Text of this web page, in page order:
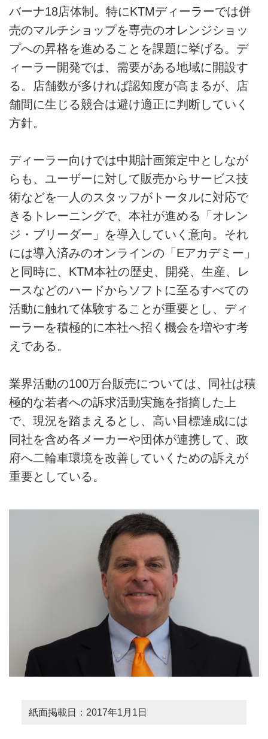
バーナ18店体制。特にKTMディーラーでは併
売のマルチショップを専売のオレンジショッ
プへの昇格を進めることを課題に挙げる。デ
ィーラー開発では、需要がある地域に開設す
る。店舗数が多ければ認知度が高まるが、店
舗間に生じる競合は避け適正に判断していく
方針。
ディーラー向けでは中期計画策定中としなが
らも、ユーザーに対して販売からサービス技
術などを一人のスタッフがトータルに対応で
きるトレーニングで、本社が進める「オレン
ジ・ブリーダー」を導入していく意向。それ
には導入済みのオンラインの「Eアカデミー」
と同時に、KTM本社の歴史、開発、生産、レ
ースなどのハードからソフトに至るすべての
活動に触れて体験することが重要とし、ディ
ーラーを積極的に本社へ招く機会を増やす考
えである。
業界活動の100万台販売については、同社は積
極的な若者への訴求活動実施を指摘した上
で、現況を踏まえるとし、高い目標達成には
同社を含め各メーカーや団体が連携して、政
府へ二輪車環境を改善していくための訴えが
重要としている。
紙面掲載日：2017年1月1日